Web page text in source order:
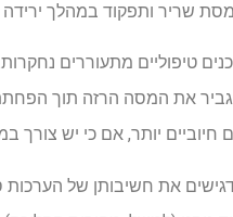
שריר ותפקוד במהלך ירידה
חיוביים יותר, אם כי יש צורך
את חשיבותן של הערכות